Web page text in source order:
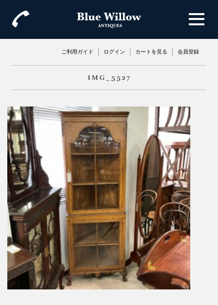
ご利用ガイド ログイン カートを見る 会員登録
IMG_5527